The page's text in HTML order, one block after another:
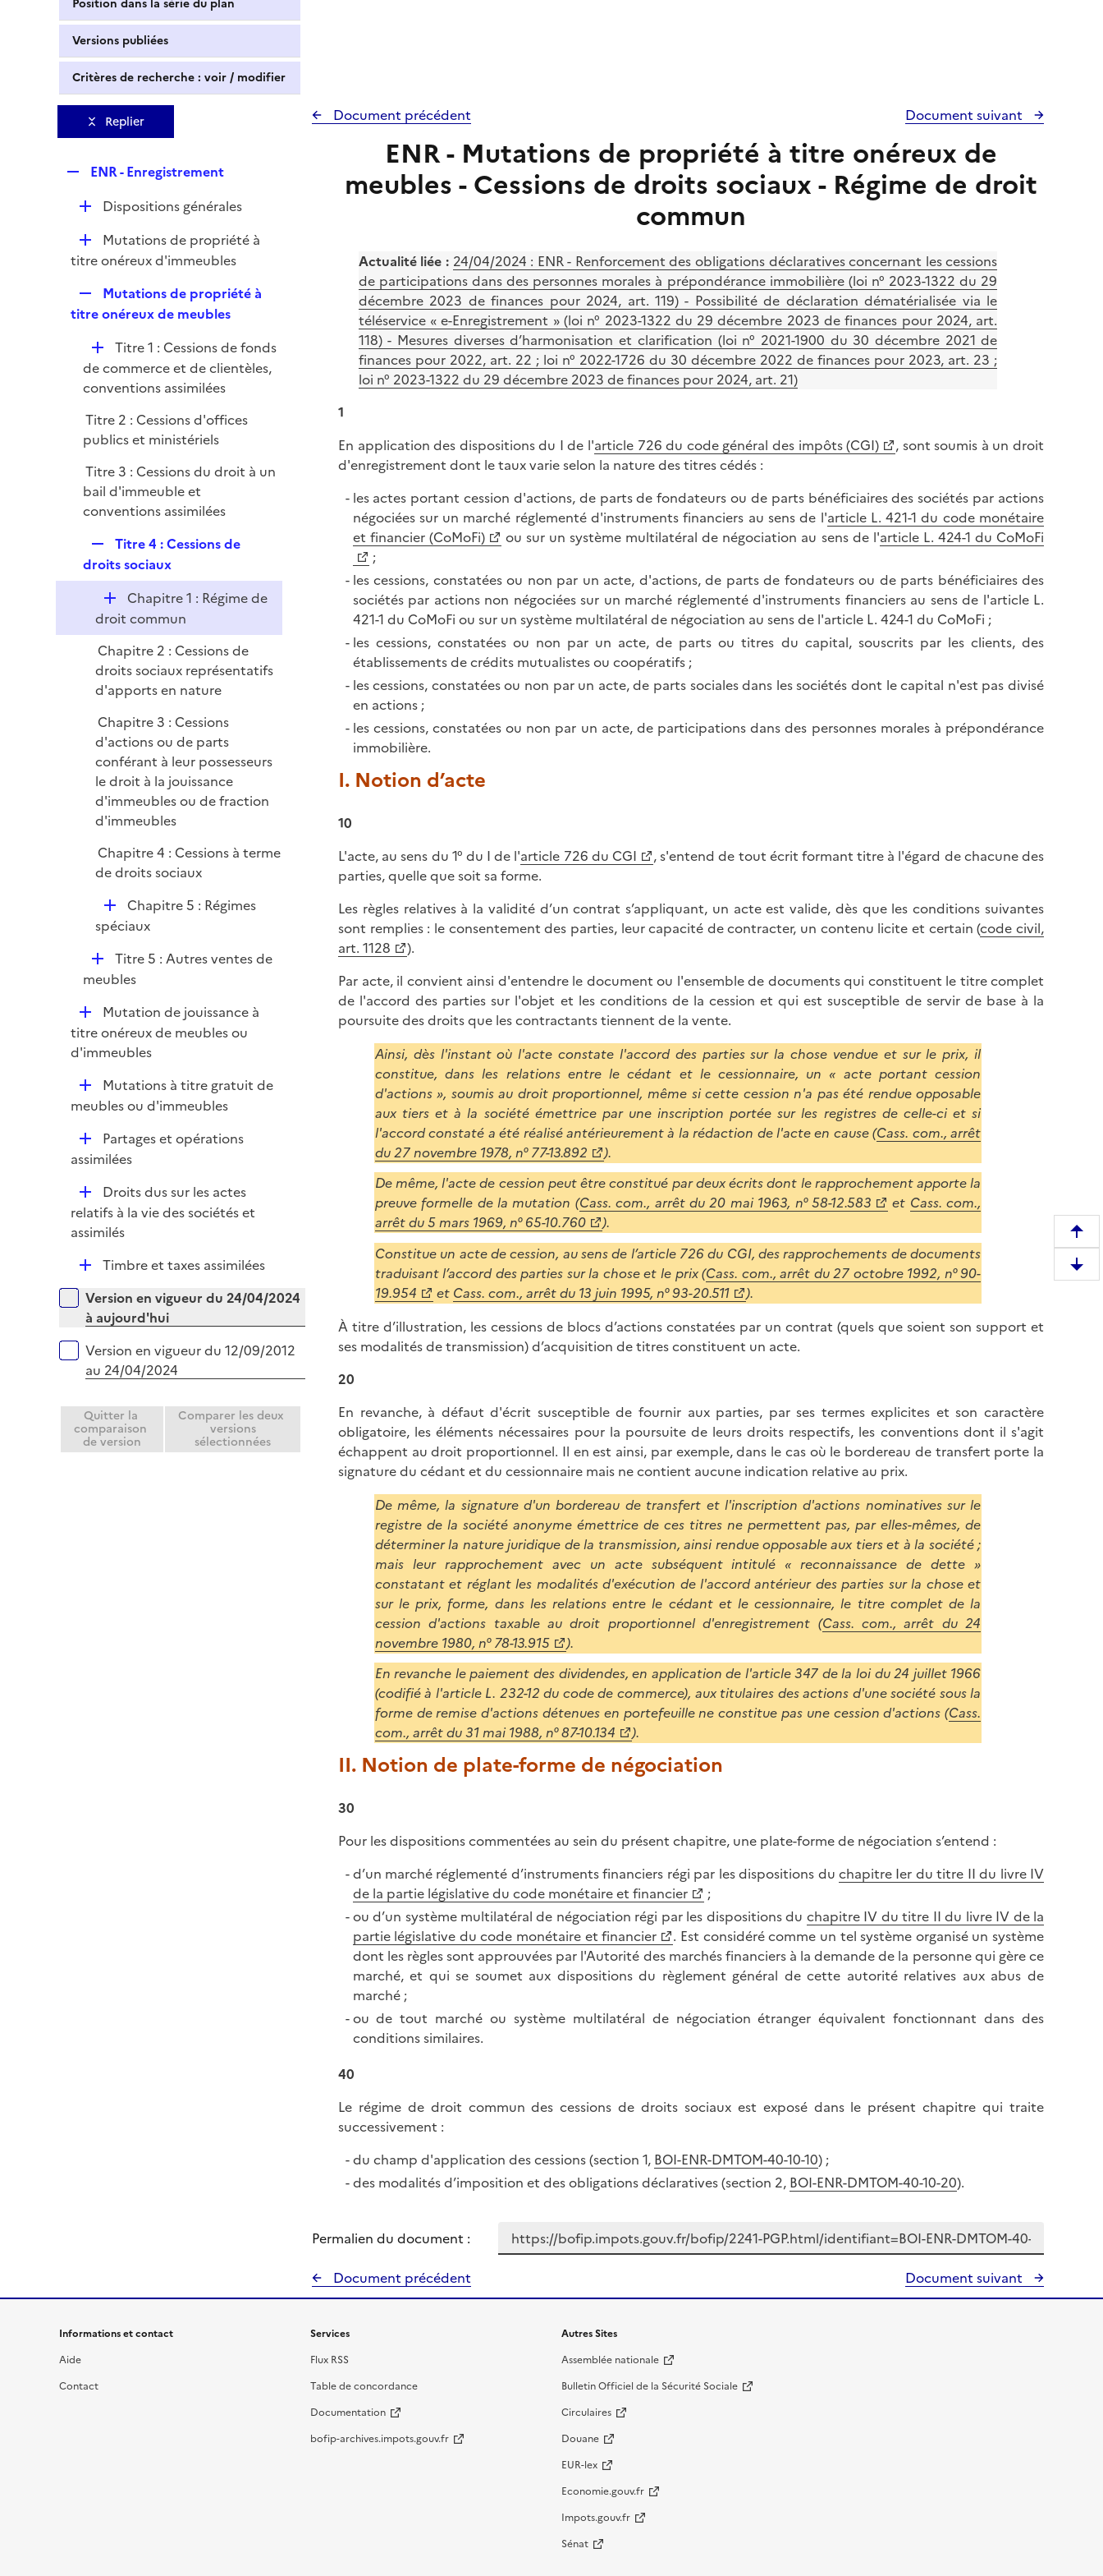
Position dans la série du plan
Versions publiées
Critères de recherche : voir / modifier
Replier
p
l
i
e
r
ENR - Enregistrement
D
l
r
Dispositions générales
D
é
i
e
r
Mutations de propriété à
titre onéreux d'immeubles
e
l
i
e
r
Mutations de propriété à
titre onéreux de meubles
D
é
p
i
e
r
Titre 1 : Cessions de fonds
de commerce et de clientèles,
conventions assimilées
Titre 2 : Cessions d'offices
publics et ministériels
Titre 3 : Cessions du droit à un
bail d'immeuble et
conventions assimilées
e
p
l
i
e
r
Titre 4 : Cessions de
droits sociaux
D
é
p
l
i
e
r
Chapitre 1 : Régime de
droit commun
Chapitre 2 : Cessions de
droits sociaux représentatifs
d'apports en nature
Chapitre 3 : Cessions
d'actions ou de parts
conférant à leur possesseurs
le droit à la jouissance
d'immeubles ou de fraction
d'immeubles
Chapitre 4 : Cessions à terme
de droits sociaux
D
é
l
i
r
Chapitre 5 : Régimes
spéciaux
D
é
l
i
e
r
Titre 5 : Autres ventes de
meubles
D
é
p
e
Mutation de jouissance à
titre onéreux de meubles ou
d'immeubles
D
é
i
Mutations à titre gratuit de
meubles ou d'immeubles
D
é
i
e
Partages et opérations
assimilées
D
é
p
e
r
Droits dus sur les actes
relatifs à la vie des sociétés et
assimilés
D
p
l
i
r
Timbre et taxes assimilées
Versions sur la période
Version en vigueur du 24/04/2024
à aujourd'hui
Version en vigueur du 12/09/2012
au 24/04/2024
Quitter la
comparaison
de version
Comparer les deux
versions
sélectionnées
Document précédent Document suivant
ENR - Mutations de propriété à titre onéreux de
meubles - Cessions de droits sociaux - Régime de droit
commun
Actualité liée : 24/04/2024 : ENR - Renforcement des obligations déclaratives concernant les cessions
de participations dans des personnes morales à prépondérance immobilière (loi n° 2023-1322 du 29
décembre 2023 de finances pour 2024, art. 119) - Possibilité de déclaration dématérialisée via le
téléservice « e-Enregistrement » (loi n° 2023-1322 du 29 décembre 2023 de finances pour 2024, art.
118) - Mesures diverses d’harmonisation et clarification (loi n° 2021-1900 du 30 décembre 2021 de
finances pour 2022, art. 22 ; loi n° 2022-1726 du 30 décembre 2022 de finances pour 2023, art. 23 ;
loi n° 2023-1322 du 29 décembre 2023 de finances pour 2024, art. 21)
1
En application des dispositions du I de l'article 726 du code général des impôts (CGI)
, sont soumis à un droit
d'enregistrement dont le taux varie selon la nature des titres cédés :
les actes portant cession d'actions, de parts de fondateurs ou de parts bénéficiaires des sociétés par actions
négociées sur un marché réglementé d'instruments financiers au sens de l'article L. 421-1 du code monétaire
et financier (CoMoFi)
ou sur un système multilatéral de négociation au sens de l'article L. 424-1 du CoMoFi
;
les cessions, constatées ou non par un acte, d'actions, de parts de fondateurs ou de parts bénéficiaires des
sociétés par actions non négociées sur un marché réglementé d'instruments financiers au sens de l'article L.
421-1 du CoMoFi ou sur un système multilatéral de négociation au sens de l'article L. 424-1 du CoMoFi ;
les cessions, constatées ou non par un acte, de parts ou titres du capital, souscrits par les clients, des
établissements de crédits mutualistes ou coopératifs ;
les cessions, constatées ou non par un acte, de parts sociales dans les sociétés dont le capital n'est pas divisé
en actions ;
les cessions, constatées ou non par un acte, de participations dans des personnes morales à prépondérance
immobilière.
I. Notion d’acte
10
L'acte, au sens du 1° du I de l'article 726 du CGI
, s'entend de tout écrit formant titre à l'égard de chacune des
parties, quelle que soit sa forme.
Les règles relatives à la validité d’un contrat s’appliquant, un acte est valide, dès que les conditions suivantes
sont remplies : le consentement des parties, leur capacité de contracter, un contenu licite et certain (code civil,
art. 1128
).
Par acte, il convient ainsi d'entendre le document ou l'ensemble de documents qui constituent le titre complet
de l'accord des parties sur l'objet et les conditions de la cession et qui est susceptible de servir de base à la
poursuite des droits que les contractants tiennent de la vente.
Ainsi, dès l'instant où l'acte constate l'accord des parties sur la chose vendue et sur le prix, il
constitue, dans les relations entre le cédant et le cessionnaire, un « acte portant cession
d'actions », soumis au droit proportionnel, même si cette cession n'a pas été rendue opposable
aux tiers et à la société émettrice par une inscription portée sur les registres de celle-ci et si
l'accord constaté a été réalisé antérieurement à la rédaction de l'acte en cause (Cass. com., arrêt
du 27 novembre 1978, n° 77-13.892
).
De même, l'acte de cession peut être constitué par deux écrits dont le rapprochement apporte la
preuve formelle de la mutation (Cass. com., arrêt du 20 mai 1963, n° 58-12.583 et Cass. com.,
arrêt du 5 mars 1969, n° 65-10.760
).
Constitue un acte de cession, au sens de l’article 726 du CGI, des rapprochements de documents
traduisant l’accord des parties sur la chose et le prix (Cass. com., arrêt du 27 octobre 1992, n° 90-
19.954
et Cass. com., arrêt du 13 juin 1995, n° 93-20.511
).
À titre d’illustration, les cessions de blocs d’actions constatées par un contrat (quels que soient son support et
ses modalités de transmission) d’acquisition de titres constituent un acte.
20
En revanche, à défaut d'écrit susceptible de fournir aux parties, par ses termes explicites et son caractère
obligatoire, les éléments nécessaires pour la poursuite de leurs droits respectifs, les conventions dont il s'agit
échappent au droit proportionnel. Il en est ainsi, par exemple, dans le cas où le bordereau de transfert porte la
signature du cédant et du cessionnaire mais ne contient aucune indication relative au prix.
De même, la signature d'un bordereau de transfert et l'inscription d'actions nominatives sur le
registre de la société anonyme émettrice de ces titres ne permettent pas, par elles-mêmes, de
déterminer la nature juridique de la transmission, ainsi rendue opposable aux tiers et à la société ;
mais leur rapprochement avec un acte subséquent intitulé « reconnaissance de dette »
constatant et réglant les modalités d'exécution de l'accord antérieur des parties sur la chose et
sur le prix, forme, dans les relations entre le cédant et le cessionnaire, le titre complet de la
cession d'actions taxable au droit proportionnel d'enregistrement (Cass. com., arrêt du 24
novembre 1980, n° 78-13.915
).
En revanche le paiement des dividendes, en application de l'article 347 de la loi du 24 juillet 1966
(codifié à l'article L. 232-12 du code de commerce), aux titulaires des actions d'une société sous la
forme de remise d'actions détenues en portefeuille ne constitue pas une cession d'actions (Cass.
com., arrêt du 31 mai 1988, n° 87-10.134
).
II. Notion de plate-forme de négociation
30
Pour les dispositions commentées au sein du présent chapitre, une plate-forme de négociation s’entend :
d’un marché réglementé d’instruments financiers régi par les dispositions du chapitre Ier du titre II du livre IV
de la partie législative du code monétaire et financier
;
ou d’un système multilatéral de négociation régi par les dispositions du chapitre IV du titre II du livre IV de la
partie législative du code monétaire et financier
. Est considéré comme un tel système organisé un système
dont les règles sont approuvées par l'Autorité des marchés financiers à la demande de la personne qui gère ce
marché, et qui se soumet aux dispositions du règlement général de cette autorité relatives aux abus de
marché ;
ou de tout marché ou système multilatéral de négociation étranger équivalent fonctionnant dans des
conditions similaires.
40
Le régime de droit commun des cessions de droits sociaux est exposé dans le présent chapitre qui traite
successivement :
du champ d'application des cessions (section 1, BOI-ENR-DMTOM-40-10-10) ;
des modalités d’imposition et des obligations déclaratives (section 2, BOI-ENR-DMTOM-40-10-20).
Permalien du document :
Document précédent
Document suivant
e
m
D
Informations et contact
Aide
Contact
Services
Flux RSS
Table de concordance
Documentation
bofip-archives.impots.gouv.fr
Autres Sites
Assemblée nationale
Bulletin Officiel de la Sécurité Sociale
Circulaires
Douane
EUR-lex
Economie.gouv.fr
Impots.gouv.fr
Sénat